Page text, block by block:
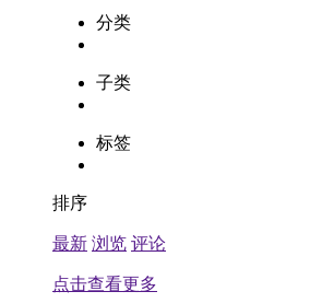
分类
子类
标签
排序
最新 浏览 评论
点击查看更多